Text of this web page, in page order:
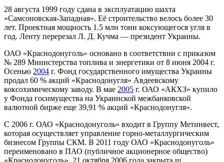
28 августа 1999 году сдана в эксплуатацию шахта
«Самсоновская-Западная». Её строительство велось более 30
лет. Проектная мощность 1.5 млн тонн коксующегося угля в
год. Ленту перерезал Л. Д. Кучма — президент Украины.
ОАО «Краснодонуголь» основано в соответствии с приказом
№ 289 Министерства топлива и энергетики от 8 июня 2004 г.
Осенью 2004 г. Фонд государственного имущества Украины
продал 60 % акций «Краснодонугля» Авдеевскому
коксохимическому заводу. В мае 2005 г. ОАО «АКХЗ» купило
у Фонда госимущества на Украинской межбанковской
валютной бирже еще 39,91 % акций «Краснодонугля».
С 2006 г. ОАО «Краснодонуголь» входит в Группу Метинвест,
которая осуществляет управление горно-металлургическим
бизнесом Группы СКМ. В 2011 году ОАО «Краснодонуголь»
переименовано в ПАО (публичное акционерное общество)
«Краснодонуголь». 21 октября 2006 года закрыта ш.